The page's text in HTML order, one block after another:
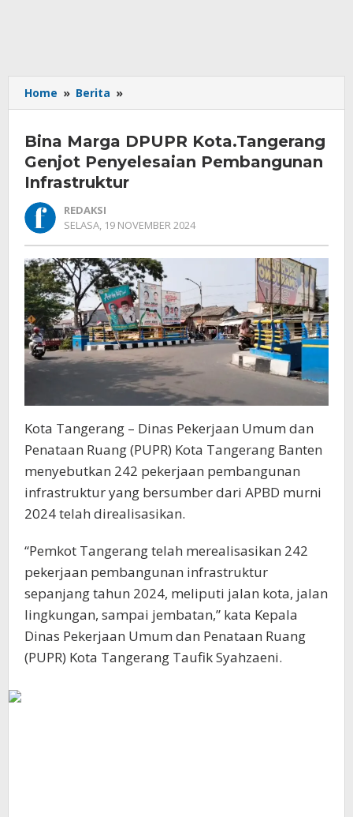
Home » Berita »
Marga
Kota.Tangerang
Genjot
Pembangunan
Bina Marga DPUPR Kota.Tangerang
Genjot Penyelesaian Pembangunan
Infrastruktur
REDAKSI
SELASA, 19 NOVEMBER 2024
Kota Tangerang – Dinas Pekerjaan Umum dan
Penataan Ruang (PUPR) Kota Tangerang Banten
menyebutkan 242 pekerjaan pembangunan
infrastruktur yang bersumber dari APBD murni
2024 telah direalisasikan.
“Pemkot Tangerang telah merealisasikan 242
pekerjaan pembangunan infrastruktur
sepanjang tahun 2024, meliputi jalan kota, jalan
lingkungan, sampai jembatan,” kata Kepala
Dinas Pekerjaan Umum dan Penataan Ruang
(PUPR) Kota Tangerang Taufik Syahzaeni.